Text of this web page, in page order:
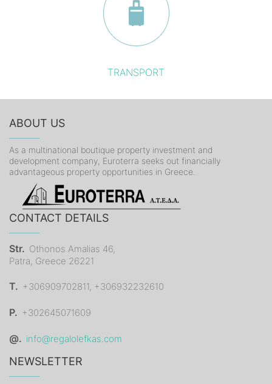
TRANSPORT
ABOUT US
As a multinational boutique property investment and
development company, Euroterra seeks out financially
advantageous property opportunities in Greece.
CONTACT DETAILS
Str. Othonos Amalias 46,
Patra, Greece 26221
T. +306909702811, +306932232610
P. +302645071609
@. info@regalolefkas.com
NEWSLETTER